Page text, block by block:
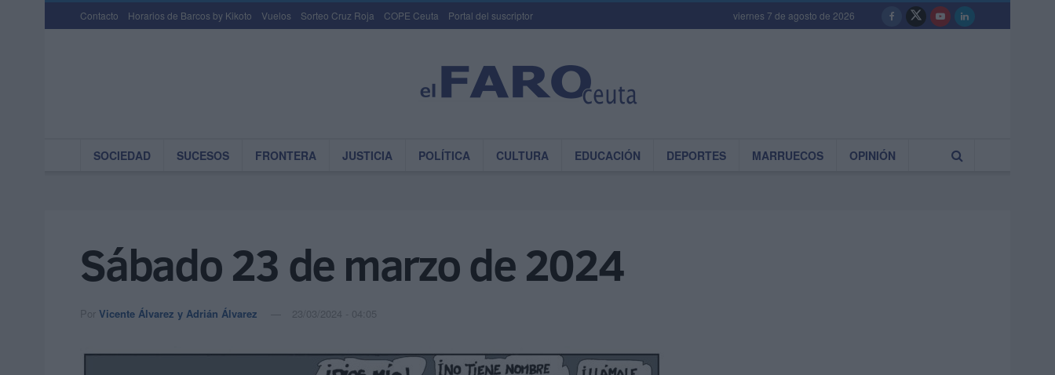
Contacto Horarios de Barcos by Kikoto Vuelos Sorteo Cruz Roja COPE Ceuta Portal del suscriptor viernes 7 de agosto de 2026
SOCIEDAD SUCESOS FRONTERA JUSTICIA POLÍTICA CULTURA EDUCACIÓN DEPORTES MARRUECOS OPINIÓN
Sábado 23 de marzo de 2024
Por Vicente Álvarez y Adrián Álvarez 23/03/2024 - 04:05